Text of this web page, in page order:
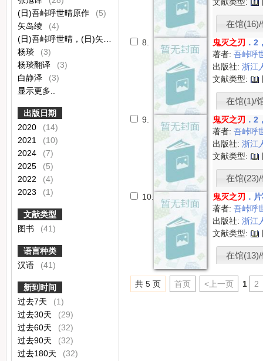
(日)吾峠呼世晴原作
(5)
矢岛绫
(4)
(3)
杨琰
(3)
杨琰翻译
(3)
白静泽
(3)
显示更多..
出版日期
2020
(14)
2021
(10)
2024
(7)
2025
(5)
2022
(4)
2023
(1)
文献类型
图书
(41)
语言种类
汉语
(41)
新到时间
过去7天
(1)
过去30天
(29)
过去60天
(32)
过去90天
(32)
过去180天
(32)
在馆
8. 鬼灭之刃 ．2
著者:吾峠呼
出版社:浙江
文献类型:
在馆(1)/
9. 鬼灭之刃 ．
著者:吾峠呼
出版社:浙江
文献类型:
在馆
10. 鬼灭之刃 ．
著者:吾峠呼
出版社:浙江
文献类型:
在馆
共 5 页 首页 <上一页 1 2